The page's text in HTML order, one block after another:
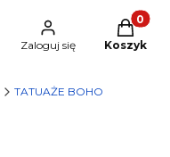
Zaloguj się Koszyk
TATUAŻE BOHO